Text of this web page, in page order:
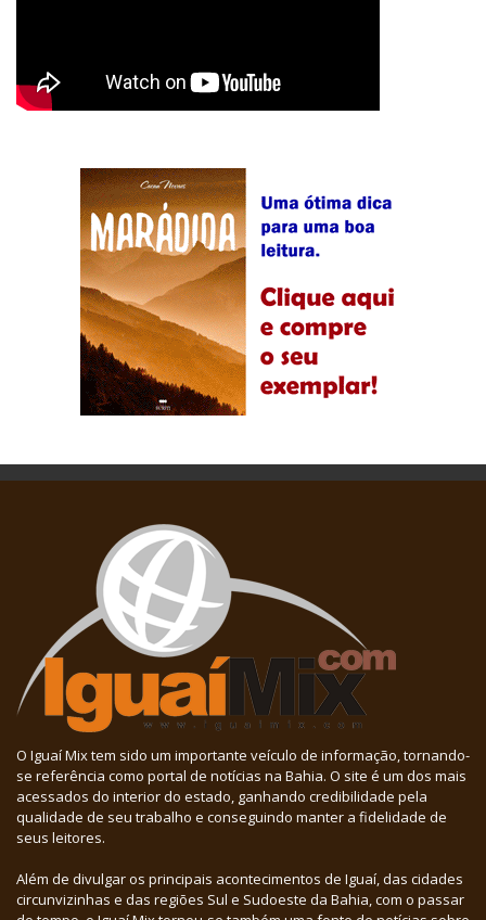
O Iguaí Mix tem sido um importante veículo de informação, tornando-
se referência como portal de notícias na Bahia. O site é um dos mais
acessados do interior do estado, ganhando credibilidade pela
qualidade de seu trabalho e conseguindo manter a fidelidade de
seus leitores.
Além de divulgar os principais acontecimentos de Iguaí, das cidades
circunvizinhas e das regiões Sul e Sudoeste da Bahia, com o passar